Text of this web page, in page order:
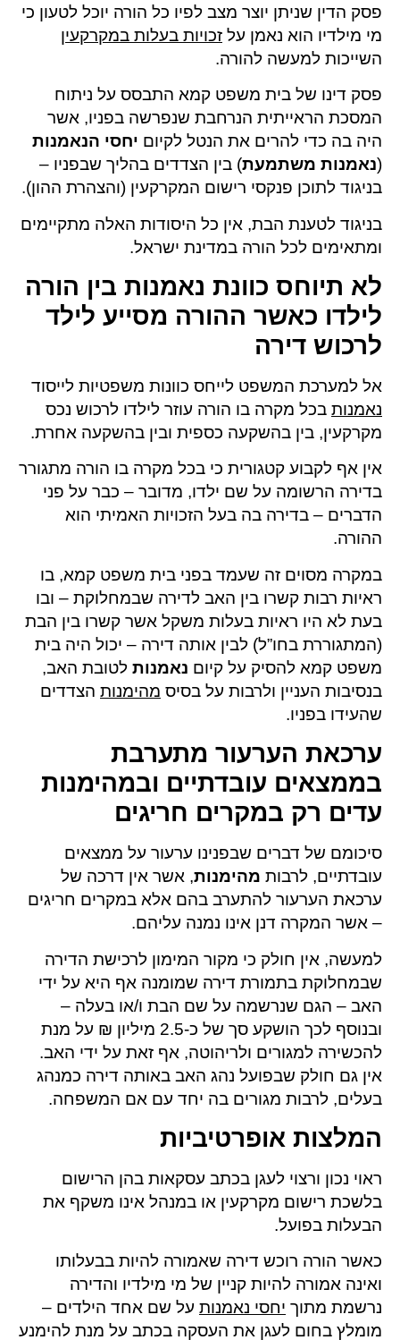
פסק הדין שניתן יוצר מצב לפיו כל הורה יוכל לטעון כי
מי מילדיו הוא נאמן על זכויות בעלות במקרקעין
השייכות למעשה להורה.
פסק דינו של בית משפט קמא התבסס על ניתוח
המסכת הראייתית הנרחבת שנפרשה בפניו, אשר
היה בה כדי להרים את הנטל לקיום יחסי הנאמנות
(נאמנות משתמעת) בין הצדדים בהליך שבפניו –
בניגוד לתוכן פנקסי רישום המקרקעין (והצהרת ההון).
בניגוד לטענת הבת, אין כל היסודות האלה מתקיימים
ומתאימים לכל הורה במדינת ישראל.
לא תיוחס כוונת נאמנות בין הורה
לילדו כאשר ההורה מסייע לילד
לרכוש דירה
אל למערכת המשפט לייחס כוונות משפטיות לייסוד
נאמנות בכל מקרה בו הורה עוזר לילדו לרכוש נכס
מקרקעין, בין בהשקעה כספית ובין בהשקעה אחרת.
אין אף לקבוע קטגורית כי בכל מקרה בו הורה מתגורר
בדירה הרשומה על שם ילדו, מדובר – כבר על פני
הדברים – בדירה בה בעל הזכויות האמיתי הוא
ההורה.
במקרה מסוים זה שעמד בפני בית משפט קמא, בו
ראיות רבות קשרו בין האב לדירה שבמחלוקת – ובו
בעת לא היו ראיות בעלות משקל אשר קשרו בין הבת
(המתגוררת בחו”ל) לבין אותה דירה – יכול היה בית
משפט קמא להסיק על קיום נאמנות לטובת האב,
בנסיבות העניין ולרבות על בסיס מהימנות הצדדים
שהעידו בפניו.
ערכאת הערעור מתערבת
בממצאים עובדתיים ובמהימנות
עדים רק במקרים חריגים
סיכומם של דברים שבפנינו ערעור על ממצאים
עובדתיים, לרבות מהימנות, אשר אין דרכה של
ערכאת הערעור להתערב בהם אלא במקרים חריגים
– אשר המקרה דנן אינו נמנה עליהם.
למעשה, אין חולק כי מקור המימון לרכישת הדירה
שבמחלוקת בתמורת דירה שמומנה אף היא על ידי
האב – הגם שנרשמה על שם הבת ו/או בעלה –
ובנוסף לכך הושקע סך של כ-2.5 מיליון ₪ על מנת
להכשירה למגורים ולריהוטה, אף זאת על ידי האב.
אין גם חולק שבפועל נהג האב באותה דירה כמנהג
בעלים, לרבות מגורים בה יחד עם אם המשפחה.
המלצות אופרטיביות
ראוי נכון ורצוי לעגן בכתב עסקאות בהן הרישום
בלשכת רישום מקרקעין או במנהל אינו משקף את
הבעלות בפועל.
כאשר הורה רוכש דירה שאמורה להיות בבעלותו
ואינה אמורה להיות קניין של מי מילדיו והדירה
נרשמת מתוך יחסי נאמנות על שם אחד הילדים –
מומלץ בחום לעגן את העסקה בכתב על מנת להימנע